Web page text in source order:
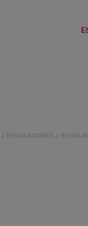
/ REGULADORES /